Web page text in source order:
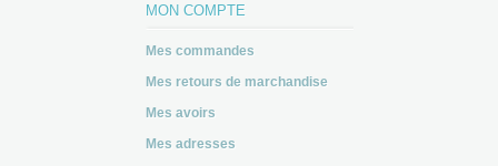
MON COMPTE
Mes commandes
Mes retours de marchandise
Mes avoirs
Mes adresses